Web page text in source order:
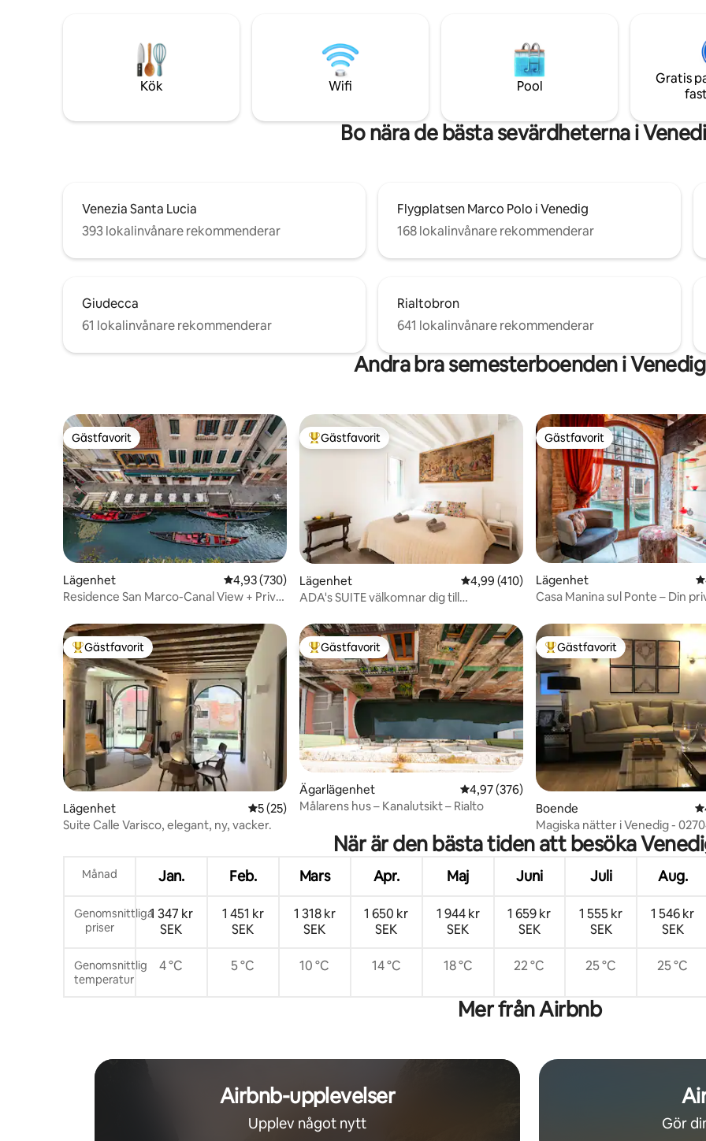
2 badrum, ett med ett lyxigt fristående
bad. Vi har också en dubbel en bekväm
bäddsoffa i vardagsrummet som
rymmer två.
Kök Wifi Pool
Gratis
Bo nära de bästa sevärdheterna i
Venezia Santa Lucia
393 lokalinvånare rekommenderar
Flygplatsen Marco Polo i Venedig
168 lokalinvånare rekommenderar
Giudecca
61 lokalinvånare rekommenderar
Rialtobron
641 lokalinvånare rekommenderar
Andra bra semesterboenden i Venedig
Gästfavorit
Gästfavorit
Lägenhet 4,93 av 5 i genomsnittligt betyg, 730 omdömen
4,93 (730)
Residence San Marco-Canal View + Privat
Populär gästfavorit
Gästfavorit
Lägenhet 4,99 av 5 i genomsnittligt betyg, 410
4,99 (410)
ADA's SUITE välkomnar dig till
Gästfavorit
Gästfavorit
Lägenhet
Casa Manina sul Ponte – Din
Populär gästfavorit
Gästfavorit
Lägenhet 5 av 5 i genomsnittligt betyg, 25 omdömen
5 (25)
Suite Calle Varisco, elegant, ny, vacker.
Populär gästfavorit
Gästfavorit
Ägarlägenhet 4,97 av 5 i genomsnittligt betyg, 376
4,97 (376)
Målarens hus – Kanalutsikt – Rialto
Populär gästfavorit
Gästfavorit
Boende
Magiska nätter i Venedig -
08915
När är den bästa tiden att besöka
Månad Jan. Feb. Mars Apr. Maj Juni Juli Aug.
Genomsnittliga
priser
1 347 kr
SEK
1 451 kr
SEK
1 318 kr
SEK
1 650 kr
SEK
1 944 kr
SEK
1 659 kr
SEK
1 555 kr
SEK
1 546 kr
SEK
Genomsnittlig
temperatur
4 °C 5 °C 10 °C 14 °C 18 °C 22 °C 25 °C 25 °C
Mer från Airbnb
Airbnb-upplevelser
Upplev något nytt Gör